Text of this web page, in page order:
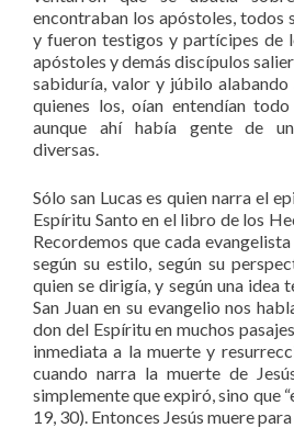
encontraban los apóstoles, todos
y fueron testigos y partícipes de
apóstoles y demás discípulos
sabiduría, valor y júbilo alabando
quienes los, oían entendían
aunque ahí había gente de
diversas.
Sólo san Lucas es quien narra el
Espíritu Santo en el libro de los
Recordemos que cada
según su estilo, según su
quien se dirigía, y según una idea
San Juan en su evangelio nos
don del Espíritu en muchos
inmediata a la muerte y
cuando narra la muerte de
simplemente que expiró, sino que
19, 30). Entonces Jesús muere